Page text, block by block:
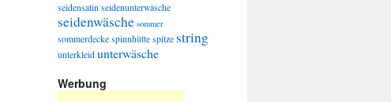
seidensatin seidenunterwäsche
seidenwäsche sommer
sommerdecke spinnhütte spitze string
unterkleid unterwäsche
Werbung